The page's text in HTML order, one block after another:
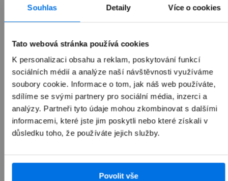
Souhlas Detaily Více o cookies
Tato webová stránka používá cookies
K personalizaci obsahu a reklam, poskytování funkcí
sociálních médií a analýze naší návštěvnosti využíváme
soubory cookie. Informace o tom, jak náš web používáte,
sdílíme se svými partnery pro sociální média, inzerci a
analýzy. Partneři tyto údaje mohou zkombinovat s dalšími
informacemi, které jste jim poskytli nebo které získali v
důsledku toho, že používáte jejich služby.
Povolit vše
Přidat do košíku